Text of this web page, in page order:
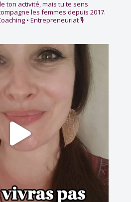
ton activité, mais tu te sens
les femmes depuis 2017.
• Entrepreneuriat🎙️